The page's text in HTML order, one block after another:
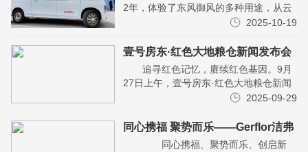
2年，体验了东风御风的多种用途，从云
南的深山里，运输新鲜的百合；在青岛承
有房车发烧...
2025-10-19
壹号房东·红色大地粮仓新闻发布会
在郑州成功举办
追寻红色记忆，赓续红色基因。9月
27日上午，壹号房东·红色大地粮仓新闻
发布会在郑州市河南省人民会堂三楼正式
色大地粮仓董事...
2025-09-29
同心携福 聚势而乐——Gerflor洁弗
乐产品推广会在郑州举行
同心携福、聚势而乐、创启新